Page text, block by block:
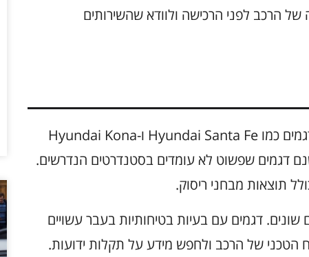
הרכב לפני הרכישה ולוודא שהשירותים
בטיחות היא פקטור מהותי בכל רכישת רכב. דגמים כמו Hyundai Santa Fe ו-Hyundai Kona
דגמים שפשוט לא עומדים בסטנדרטים הנדרשים.
תוצאות מבחני ריסוק.
דגמים עם בעיות בטיחותיות בעבר עשויים
הטכני של הרכב ולחפש מידע על תקלות ידועות.